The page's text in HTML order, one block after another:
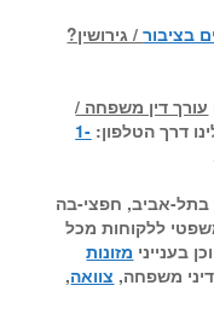
בציבור/ גירושין?
עורך דין משפחה /
דרך הטלפון: 1-
בתל-אביב, חפצי-בה
ללקוחות מכל
בענייני מזונות
משפחה, צוואה,